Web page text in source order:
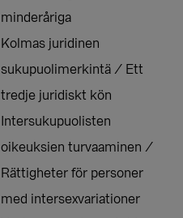
minderåriga
Kolmas juridinen
sukupuolimerkintä / Ett
tredje juridiskt kön
Intersukupuolisten
oikeuksien turvaaminen /
Rättigheter för personer
med intersexvariationer